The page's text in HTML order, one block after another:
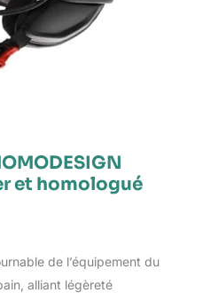
et homologué
de l’équipement du
alliant légèreté